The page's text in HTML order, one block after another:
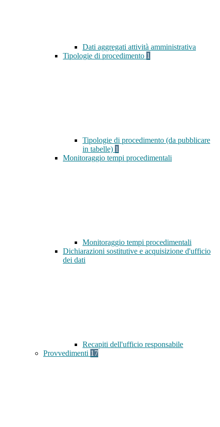
Dati aggregati attività amministrativa
Tipologie di procedimento 1
Tipologie di procedimento (da pubblicare
in tabelle) 1
Monitoraggio tempi procedimentali
Monitoraggio tempi procedimentali
Dichiarazioni sostitutive e acquisizione d'ufficio
dei dati
Recapiti dell'ufficio responsabile
Provvedimenti 17